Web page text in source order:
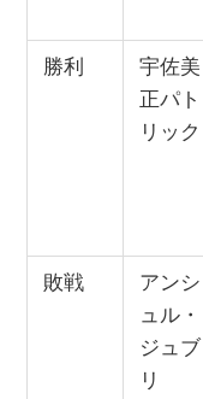
勝利
宇佐美
正パト
リック
敗戦
アンシ
ュル・
ジュブ
リ